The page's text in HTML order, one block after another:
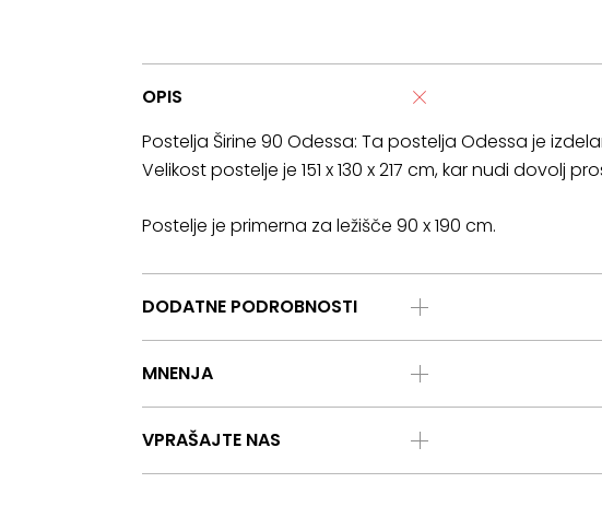
OPIS
Postelja Širine 90 Odessa: Ta postelja Odessa je
Velikost postelje je 151 x 130 x 217 cm, kar nudi dovolj
Postelje je primerna za ležišče 90 x 190 cm.
DODATNE PODROBNOSTI
MNENJA
VPRAŠAJTE NAS